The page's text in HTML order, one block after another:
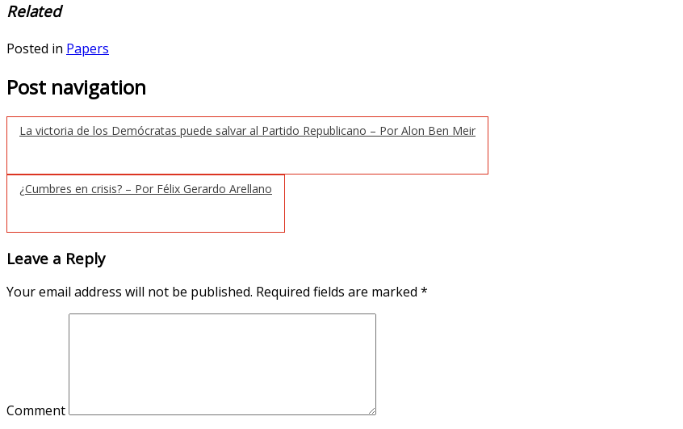
Related
Posted in Papers
Post navigation
La victoria de los Demócratas puede salvar al Partido Republicano – Por Alon Ben Meir
¿Cumbres en crisis? – Por Félix Gerardo Arellano
Leave a Reply
Your email address will not be published. Required fields are marked *
Comment